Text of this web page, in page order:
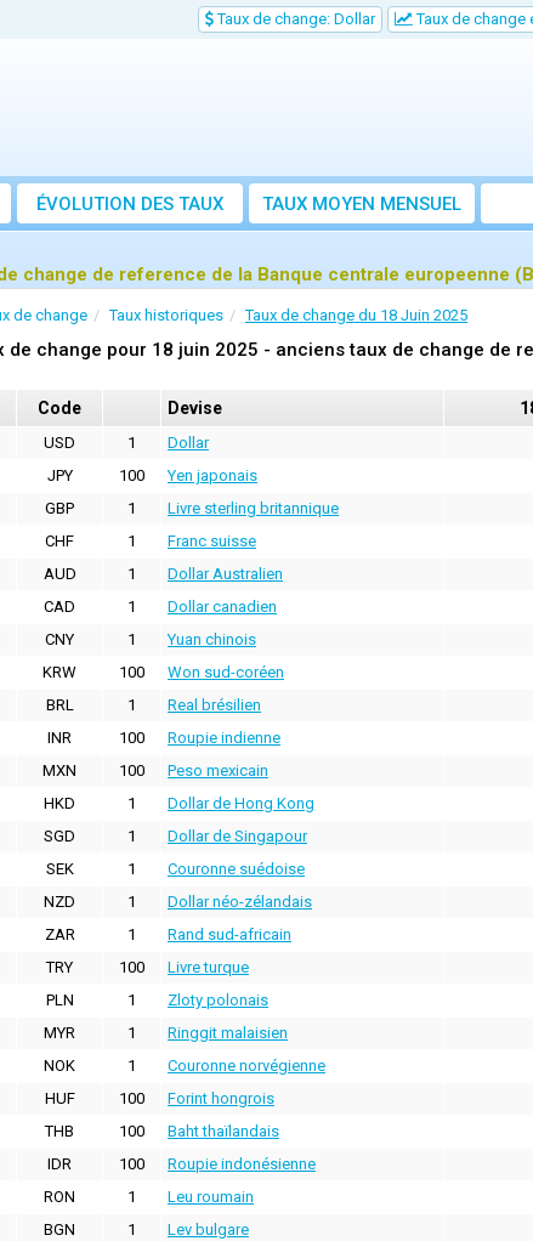
Taux de change: Dollar Taux de change
ÉVOLUTION DES TAUX TAUX MOYEN MENSUEL
change de reference de la Banque centrale europeenne
de change Taux historiques Taux de change du 18 Juin 2025
de change pour 18 juin 2025 - anciens taux de change de
Code Devise
USD 1 Dollar
JPY
100 Yen japonais
GBP
1 Livre sterling britannique
CHF
1 Franc suisse
AUD
1 Dollar Australien
CAD
1 Dollar canadien
CNY
1 Yuan chinois
KRW
100 Won sud-coréen
BRL
1 Real brésilien
INR
100 Roupie indienne
MXN
100 Peso mexicain
HKD
1 Dollar de Hong Kong
SGD
1 Dollar de Singapour
SEK
1 Couronne suédoise
NZD
1 Dollar néo-zélandais
ZAR
1 Rand sud-africain
TRY
100 Livre turque
PLN
1 Zloty polonais
MYR
1 Ringgit malaisien
NOK
1 Couronne norvégienne
HUF
100 Forint hongrois
THB
100 Baht thaïlandais
IDR
100 Roupie indonésienne
RON
1 Leu roumain
BGN
1 Lev bulgare